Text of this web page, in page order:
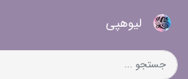
لیو‌هپی